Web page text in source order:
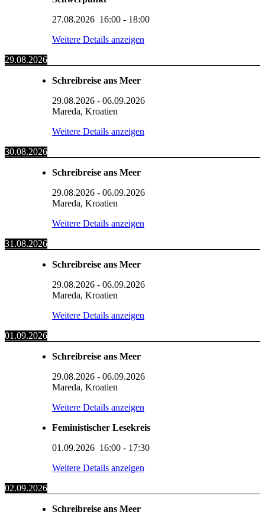
27.08.2026 16:00 - 18:00
Weitere Details anzeigen
29.08.2026
Schreibreise ans Meer
29.08.2026 - 06.09.2026
Mareda, Kroatien
Weitere Details anzeigen
30.08.2026
Schreibreise ans Meer
29.08.2026 - 06.09.2026
Mareda, Kroatien
Weitere Details anzeigen
31.08.2026
Schreibreise ans Meer
29.08.2026 - 06.09.2026
Mareda, Kroatien
Weitere Details anzeigen
01.09.2026
Schreibreise ans Meer
29.08.2026 - 06.09.2026
Mareda, Kroatien
Weitere Details anzeigen
Feministischer Lesekreis
01.09.2026 16:00 - 17:30
Weitere Details anzeigen
02.09.2026
Schreibreise ans Meer